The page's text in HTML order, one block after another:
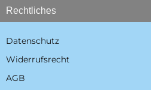
Rechtliches
Datenschutz
Widerrufsrecht
AGB